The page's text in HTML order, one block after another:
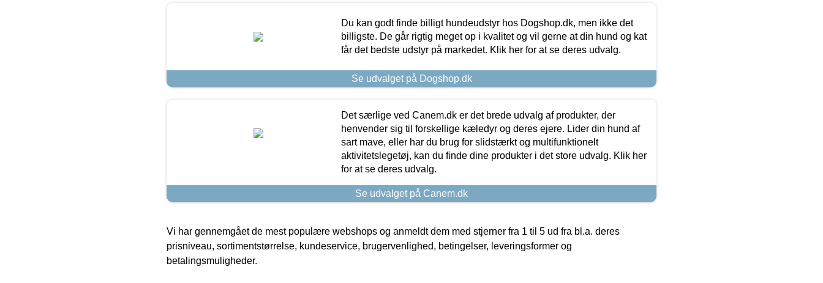
Du kan godt finde billigt hundeudstyr hos Dogshop.dk, men ikke det
billigste. De går rigtig meget op i kvalitet og vil gerne at din hund og kat
får det bedste udstyr på markedet. Klik her for at se deres udvalg.
Se udvalget på Dogshop.dk
Det særlige ved Canem.dk er det brede udvalg af produkter, der
henvender sig til forskellige kæledyr og deres ejere. Lider din hund af
sart mave, eller har du brug for slidstærkt og multifunktionelt
aktivitetslegetøj, kan du finde dine produkter i det store udvalg. Klik her
for at se deres udvalg.
Se udvalget på Canem.dk
Vi har gennemgået de mest populære webshops og anmeldt dem med stjerner fra 1 til 5 ud fra bl.a. deres
prisniveau, sortimentstørrelse, kundeservice, brugervenlighed, betingelser, leveringsformer og
betalingsmuligheder.